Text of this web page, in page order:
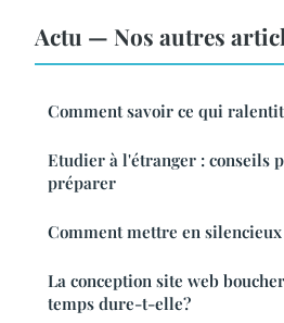
Actu — Nos autres
Comment savoir ce qui
Etudier à l'étranger : conseils
préparer
Comment mettre en
La conception site web
temps dure-t-elle?